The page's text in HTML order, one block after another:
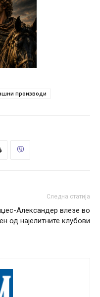
производи
Следна статија
Александер влезе во
од најелитните клубови